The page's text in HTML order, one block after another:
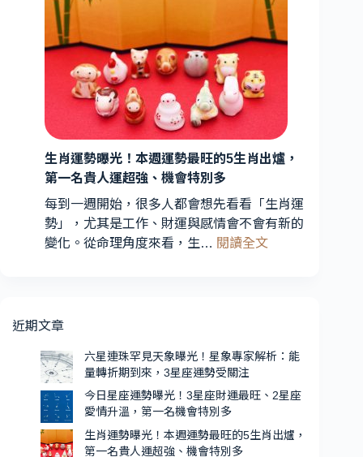
量
到
來，
3
座
運
勢
星
座
運
星
座
運
最
旺、
升
第
名
生肖運勢曝光！本週運勢最旺的5生肖出爐，
第一名貴人運超強、機會特別多
每到一週開始，很多人都會想先看看「生肖運
勢」，尤其是工作、財運與感情會不會有新的
變化。從命理角度來看，生… 閱讀全文:
光！
週
勢
近期文章
六星連珠罕見天象曝光！星象專家解析：能
量轉折期到來，3星座運勢受關注
今日星座運勢曝光！3星座財運最旺、2星座
愛情升溫，第一名機會特別多
生肖運勢曝光！本週運勢最旺的5生肖出爐，
第一名貴人運超強、機會特別多